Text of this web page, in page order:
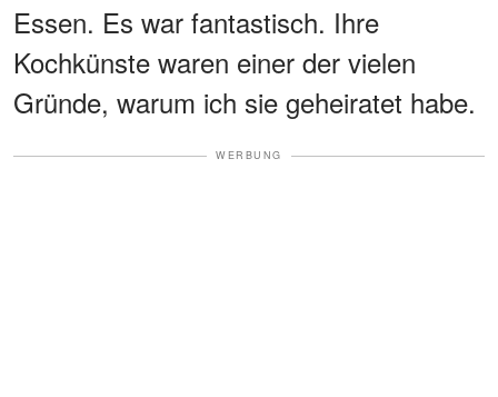
Essen. Es war fantastisch. Ihre
Kochkünste waren einer der vielen
Gründe, warum ich sie geheiratet habe.
WERBUNG